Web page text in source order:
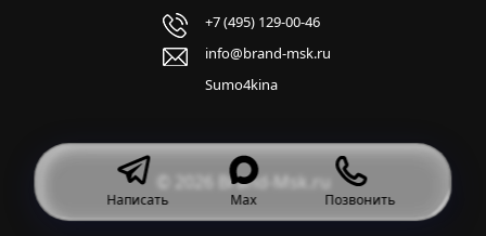
+7 (495) 129-00-46
info@brand-msk.ru
Sumo4kina
© 2026 Brand-Msk.ru
Написать Max Позвонить